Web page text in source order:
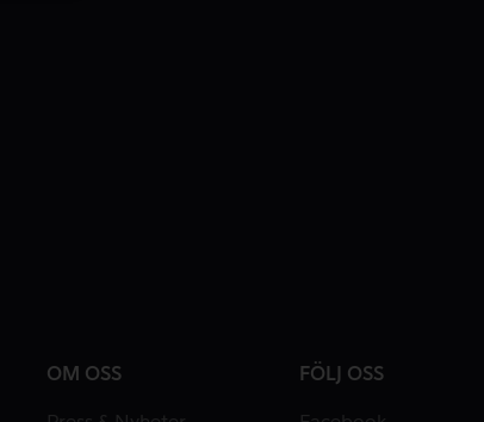
OM OSS FÖLJ OSS